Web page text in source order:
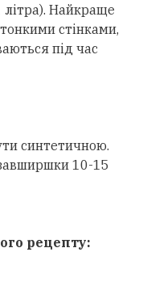
Найкраще
стінками,
під час
синтетичною.
10-15
рецепту: